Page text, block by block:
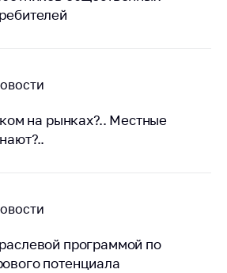
на рынках?.. Местные
программой по
потенциала